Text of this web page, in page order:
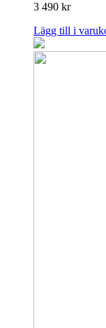
3 490 kr
Lägg till i